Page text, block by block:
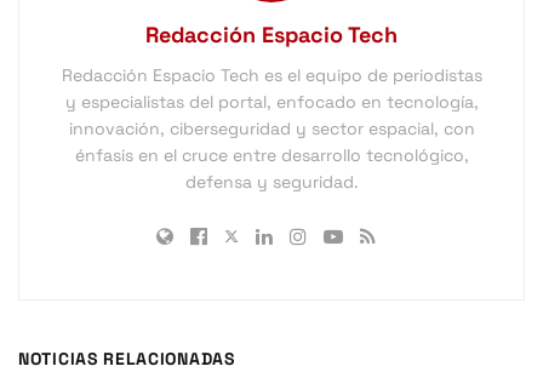
Redacción Espacio Tech
Redacción Espacio Tech es el equipo de periodistas
y especialistas del portal, enfocado en tecnología,
innovación, ciberseguridad y sector espacial, con
énfasis en el cruce entre desarrollo tecnológico,
defensa y seguridad.
NOTICIAS RELACIONADAS